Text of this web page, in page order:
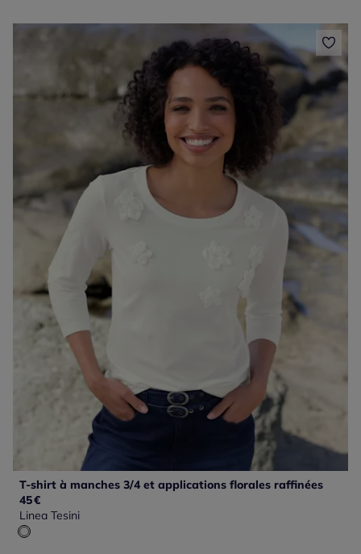
T-shirt à manches 3/4 et applications florales raffinées
45€
Linea Tesini